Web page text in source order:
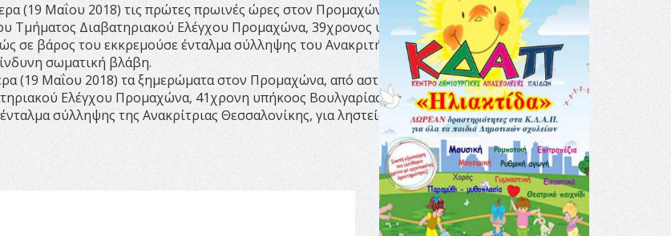
(19 Μαΐου 2018) τις πρώτες πρωινές ώρες στον Προμαχώνα, από
Τμήματος Διαβατηριακού Ελέγχου Προμαχώνα, 39χρονος υπήκοος
σε βάρος του εκκρεμούσε ένταλμα σύλληψης του Ανακριτή Λάρισας, για
σωματική βλάβη.
(19 Μαΐου 2018) τα ξημερώματα στον Προμαχώνα, από αστυνομικούς του
Ελέγχου Προμαχώνα, 41χρονη υπήκοος Βουλγαρίας, καθώς σε βάρος
σύλληψης της Ανακρίτριας Θεσσαλονίκης, για ληστεία.